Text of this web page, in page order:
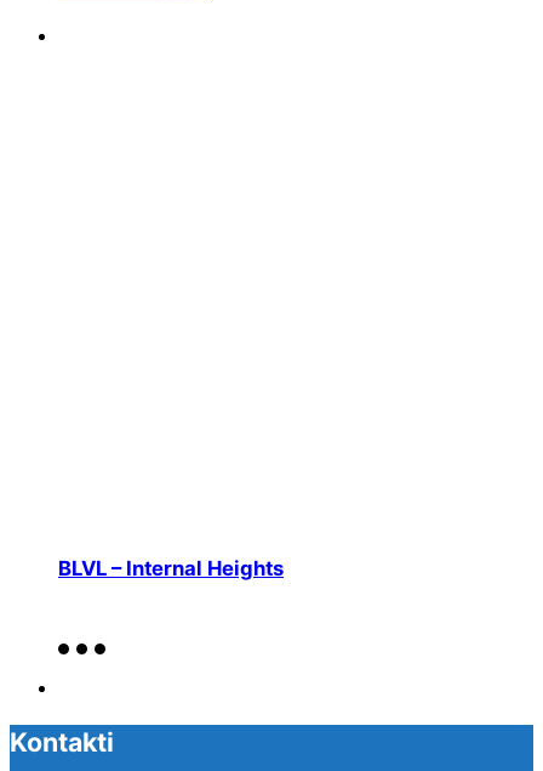
BLVL – Internal Heights
Kontakti